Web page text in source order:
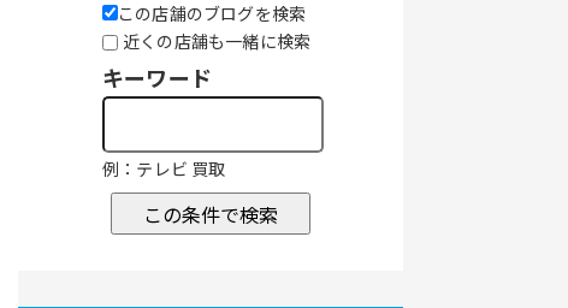
この店舗のブログを検索
近くの店舗も一緒に検索
キーワード
例：テレビ 買取
この条件で検索